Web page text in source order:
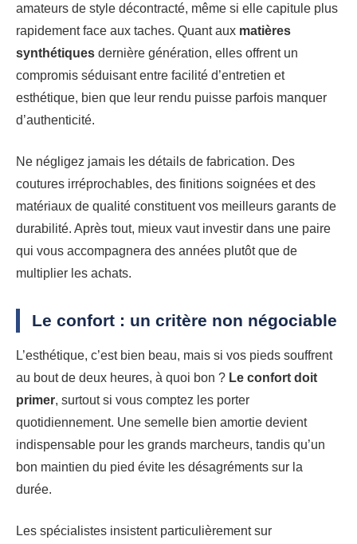
amateurs de style décontracté, même si elle capitule plus
rapidement face aux taches. Quant aux matières
synthétiques dernière génération, elles offrent un
compromis séduisant entre facilité d’entretien et
esthétique, bien que leur rendu puisse parfois manquer
d’authenticité.
Ne négligez jamais les détails de fabrication. Des
coutures irréprochables, des finitions soignées et des
matériaux de qualité constituent vos meilleurs garants de
durabilité. Après tout, mieux vaut investir dans une paire
qui vous accompagnera des années plutôt que de
multiplier les achats.
Le confort : un critère non négociable
L’esthétique, c’est bien beau, mais si vos pieds souffrent
au bout de deux heures, à quoi bon ? Le confort doit
primer, surtout si vous comptez les porter
quotidiennement. Une semelle bien amortie devient
indispensable pour les grands marcheurs, tandis qu’un
bon maintien du pied évite les désagréments sur la
durée.
Les spécialistes insistent particulièrement sur